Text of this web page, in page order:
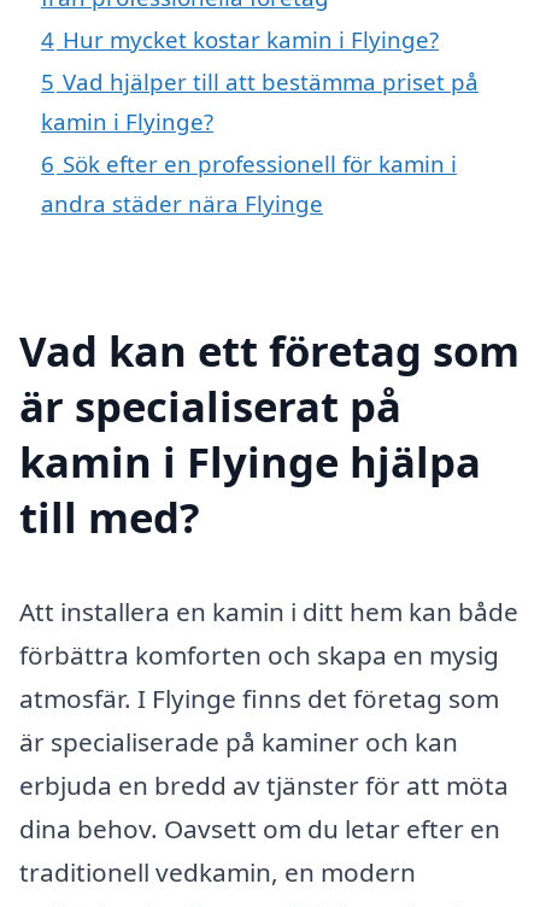
4 Hur mycket kostar kamin i Flyinge?
5 Vad hjälper till att bestämma priset på
kamin i Flyinge?
6 Sök efter en professionell för kamin i
andra städer nära Flyinge
Vad kan ett företag som
är specialiserat på
kamin i Flyinge hjälpa
till med?
Att installera en kamin i ditt hem kan både
förbättra komforten och skapa en mysig
atmosfär. I Flyinge finns det företag som
är specialiserade på kaminer och kan
erbjuda en bredd av tjänster för att möta
dina behov. Oavsett om du letar efter en
traditionell vedkamin, en modern